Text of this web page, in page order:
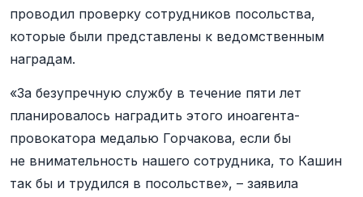
проводил проверку сотрудников посольства,
которые были представлены к ведомственным
наградам.
«За безупречную службу в течение пяти лет
планировалось наградить этого иноагента-
провокатора медалью Горчакова, если бы
не внимательность нашего сотрудника, то Кашин
так бы и трудился в посольстве», – заявила